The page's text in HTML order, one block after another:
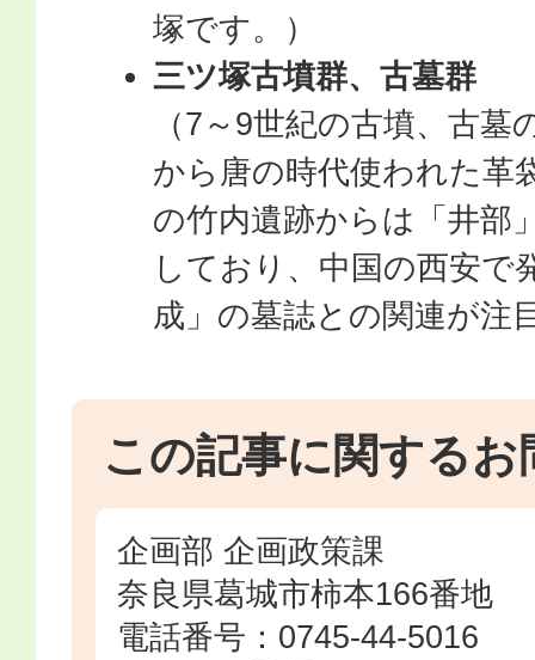
塚です。）
三ツ塚古墳群、古墓群
（7～9世紀の古墳、古
から唐の時代使われた革
の竹内遺跡からは「井部
しており、中国の西安で
成」の墓誌との関連が注
この記事に関するお
企画部 企画政策課
奈良県葛城市柿本166番地
電話番号：0745-44-5016